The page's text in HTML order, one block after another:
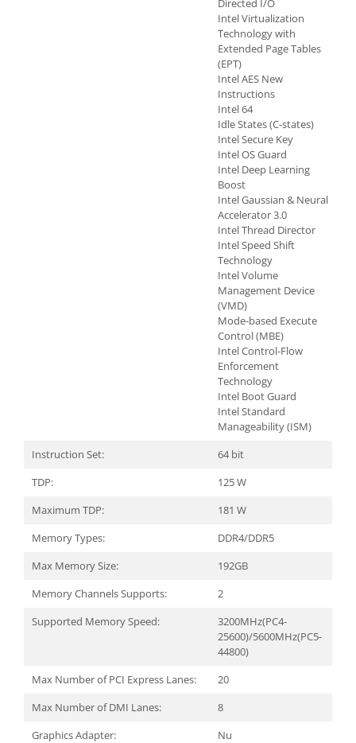
Directed I/O
Intel Virtualization
Technology with
Extended Page Tables
(EPT)
Intel AES New
Instructions
Intel 64
Idle States (C-states)
Intel Secure Key
Intel OS Guard
Intel Deep Learning
Boost
Intel Gaussian & Neural
Accelerator 3.0
Intel Thread Director
Intel Speed Shift
Technology
Intel Volume
Management Device
(VMD)
Mode-based Execute
Control (MBE)
Intel Control-Flow
Enforcement
Technology
Intel Boot Guard
Intel Standard
Manageability (ISM)
Instruction Set:
64 bit
TDP:
125 W
Maximum TDP:
181 W
Memory Types:
DDR4/DDR5
Max Memory Size:
192GB
Memory Channels Supports:
2
Supported Memory Speed:
3200MHz(PC4-
25600)/5600MHz(PC5-
44800)
Max Number of PCI Express Lanes:
20
Max Number of DMI Lanes:
8
Graphics Adapter:
Nu